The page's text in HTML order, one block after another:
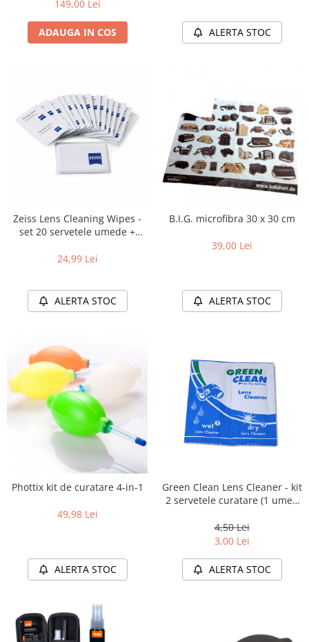
Carduri memorie, Cititoare
Carduri memorie
Cititoare carduri
Telecomenzi
LCD protectie
Recordere audio digitale
Acumulatori si baterii
incarcatoare
Baterii
Incarcatoare acumulatori Foto-
Huse protectie acumulatori foto
Tablete grafice
Alimentatoare 220V
Cabluri
Carcase de tip Cage, pentru
integrare in sisteme video
complexe
Curatare Senzor
Huse de ploaie
Microfoane / Reportofoane
Genti, Rucsacuri, Troller foto
Genti foto
149,00 Lei
ADAUGA IN COS ALERTA STOC
Zeiss Lens Cleaning Wipes -
set 20 servetele umede +
24,99 Lei
ALERTA STOC
B.I.G. microfibra 30 x 30 cm
39,00 Lei
ALERTA STOC
Phottix kit de curatare 4-in-1
49,98 Lei
ALERTA STOC
Green Clean Lens Cleaner - kit
2 servetele curatare (1 umed
4,50 Lei
3,00 Lei
ALERTA STOC